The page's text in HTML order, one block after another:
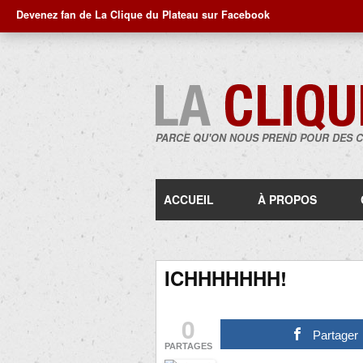
Devenez fan de La Clique du Plateau sur Facebook
PARCE QU'ON NOUS PREND POUR DES
ACCUEIL À PROPOS
ICHHHHHHH!
0
PARTAGES
Partager